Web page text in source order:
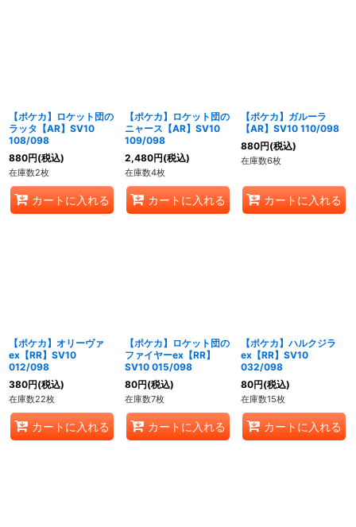
【ポケカ】ロケット団の
ラッタ【AR】SV10
108/098
880円(税込)
在庫数2枚
カートに入れる
【ポケカ】ロケット団の
ニャース【AR】SV10
109/098
2,480円(税込)
在庫数4枚
カートに入れる
【ポケカ】ガルーラ
【AR】SV10 110/098
880円(税込)
在庫数6枚
カートに入れる
【ポケカ】オリーヴァ
ex【RR】SV10
012/098
380円(税込)
在庫数22枚
カートに入れる
【ポケカ】ロケット団の
ファイヤーex【RR】
SV10 015/098
80円(税込)
在庫数7枚
カートに入れる
【ポケカ】ハルクジラ
ex【RR】SV10
032/098
80円(税込)
在庫数15枚
カートに入れる